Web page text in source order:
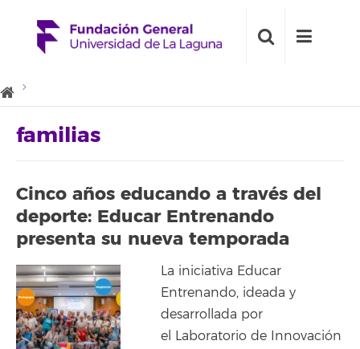
familias
Cinco años educando a través del
deporte: Educar Entrenando
presenta su nueva temporada
La iniciativa Educar
Entrenando, ideada y
desarrollada por
el Laboratorio de Innovación